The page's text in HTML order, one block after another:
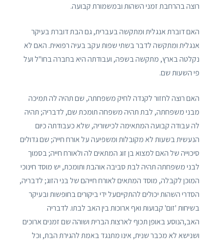
רוצה בהרחבת זמני השהות ובמשמורת קבועה.
האם דוברת אנגלית ומתקשה בעברית, גם הבת דוברת בעיקר
אנגלית ומתקשה לדבר בשתי שפות עקב בעיה רפואית. האם לא
נקלטה בארץ, מתקשה בשפה, ועבודתה היא בחברה בחו"ל ועל
פי השעות שם.
האם רוצה לחזור לקנדה לחיק משפחתה, שם תהיה לה תמיכה
מבני משפחתה, לבת תהיה משפחה תומכת שם, לדבריה; תהיה
לה עבודה קבועה המתאימה לכישוריה, שלא כעבודתה כיום
הנעשית בשעות לא מקובלות ומשפיעה על אורח חייה; שם גדולים
סיכוייה של האם למצוא בן זוג המתאים לה ולאורח חייה; בסמוך
לבני משפחתה תהיה לבת סביבה אוהבת ותומכת, יש מוסד חינוכי
המוכן לקבלה, מוסד המתאים לאורח חייהם של בני הזוג; לדבריה,
הסדרי השהות יכולים להתקייםעל ידי ביקורים בחופשות ובעיקר
בשיחות 'זום' קבועות ואף ארוכות בין האב לבתו. לדבריה
האב,הנוסע באופן תכוף לארצות הברית ושוהה שם זמנים ארוכים
ושנישא לא מכבר שנית, אינו מתנגד באמת להגירת הבת, וכל